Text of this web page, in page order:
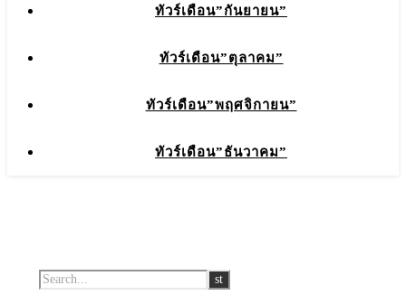
ทัวร์เดือน”กันยายน”
ทัวร์เดือน”ตุลาคม”
ทัวร์เดือน”พฤศจิกายน”
ทัวร์เดือน”ธันวาคม”